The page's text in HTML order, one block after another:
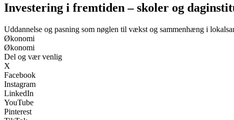
Investering i fremtiden – skoler og
Uddannelse og pasning som nøglen til vækst og sammenhæng i
Økonomi
Økonomi
Del og vær venlig
X
Facebook
Instagram
LinkedIn
YouTube
Pinterest